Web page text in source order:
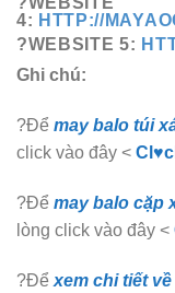
4: HTTP://
?WEBSITE 5:
Ghi chú:
?Để may balo túi
click vào đây <
?Để may balo cặp
lòng click vào đây <
?Để xem chi tiết